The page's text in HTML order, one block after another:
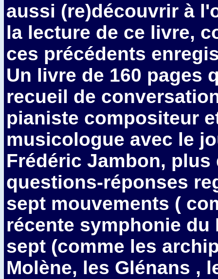
aussi (re)découvrir à
la lecture de ce livre,
ces précédents
Un livre de 160 pages
recueil de
pianiste compositeur
musicologue avec le
Frédéric Jambon, plus
questions-réponses
sept mouvements (
récente symphonie du
sept (comme les
Molène, les Glénans ,